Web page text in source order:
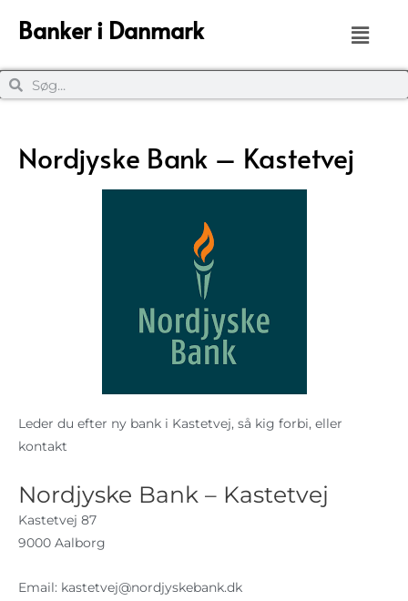
Banker i Danmark
Nordjyske Bank – Kastetvej
Leder du efter ny bank i Kastetvej, så kig forbi, eller
kontakt
Nordjyske Bank – Kastetvej
Kastetvej 87
9000 Aalborg
Email: kastetvej@nordjyskebank.dk